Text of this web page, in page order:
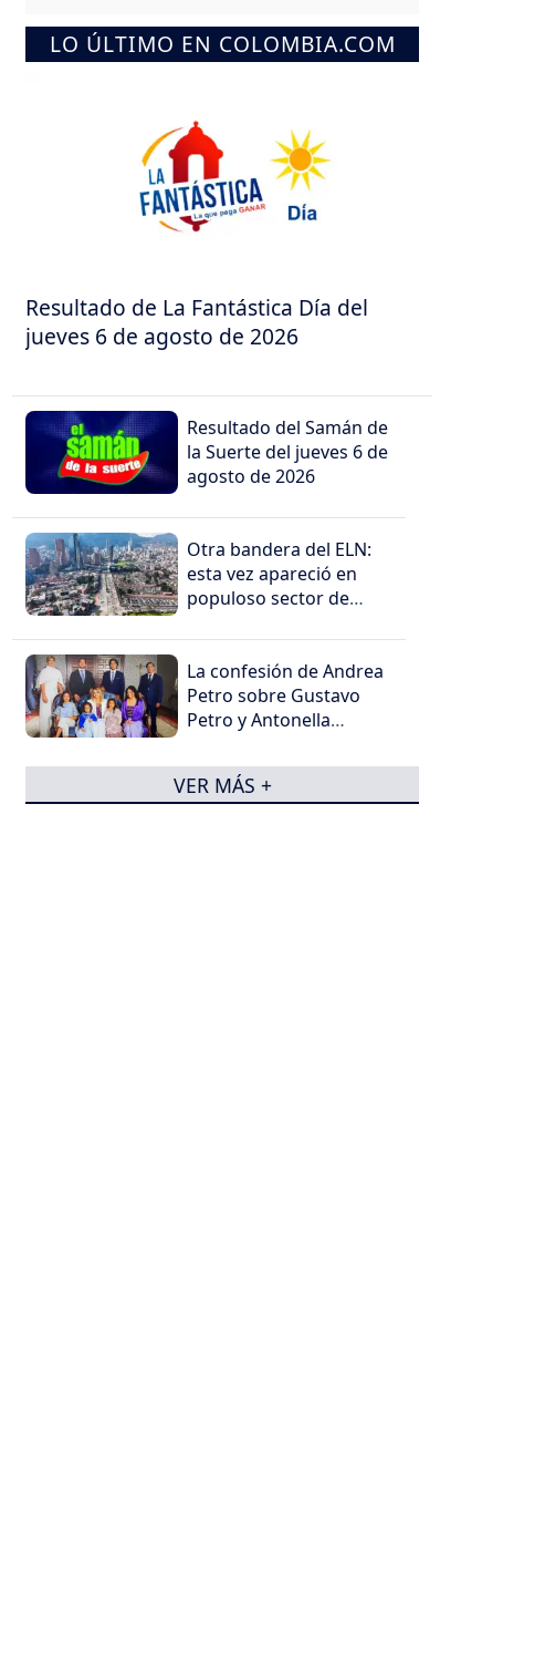
LO ÚLTIMO EN COLOMBIA.COM
Resultado de La Fantástica Día del
jueves 6 de agosto de 2026
Resultado del Samán de
la Suerte del jueves 6 de
agosto de 2026
Otra bandera del ELN:
esta vez apareció en
populoso sector de
La confesión de Andrea
Petro sobre Gustavo
Petro y Antonella
VER MÁS +